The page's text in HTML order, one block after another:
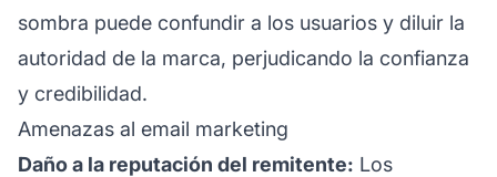
sombra puede confundir a los usuarios y diluir la
autoridad de la marca, perjudicando la confianza
y credibilidad.
Amenazas al email marketing
Daño a la reputación del remitente: Los